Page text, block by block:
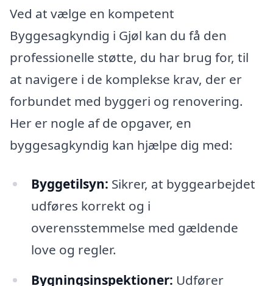
Ved at vælge en kompetent
Byggesagkyndig i Gjøl kan du få den
professionelle støtte, du har brug for, til
at navigere i de komplekse krav, der er
forbundet med byggeri og renovering.
Her er nogle af de opgaver, en
byggesagkyndig kan hjælpe dig med:
Byggetilsyn: Sikrer, at byggearbejdet
udføres korrekt og i
overensstemmelse med gældende
love og regler.
Bygningsinspektioner: Udfører